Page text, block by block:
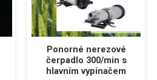
Ponorné nerezové
čerpadlo 300/min s
hlavním vypínačem